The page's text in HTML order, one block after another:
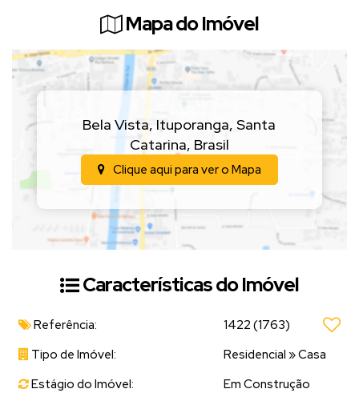
189,45m²ecasa de 58,60m²
📏Unidade 02:
Terreno com
178,07m² ecasa de 58,60m²
Localizadas em um bairro tranquilo e em constante valorização,
ideais pra quem quer morar bem ou investir.
(Valor sujeito a alteração sem aviso prévio)
Entre em contato para mais informações e agende
Mapa do Imóvel
Bela Vista, Ituporanga,Santa
Catarina, Brasil
Clique aqui para ver o Mapa
Características do Imóvel
Referência: 1422 (1763)
Tipo de Imóvel:
Residencial »Casa
Estágio do Imóvel:
Em Construção